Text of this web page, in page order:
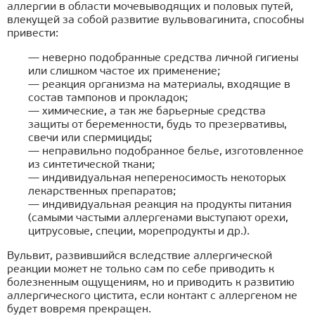
аллергии в области мочевыводящих и половых путей,
влекущей за собой развитие вульвовагинита, способны
привести:
— неверно подобранные средства личной гигиены
или слишком частое их применение;
— реакция организма на материалы, входящие в
состав тампонов и прокладок;
— химические, а так же барьерные средства
защиты от беременности, будь то презервативы,
свечи или спермициды;
— неправильно подобранное белье, изготовленное
из синтетической ткани;
— индивидуальная непереносимость некоторых
лекарственных препаратов;
— индивидуальная реакция на продукты питания
(самыми частыми аллергенами выступают орехи,
цитрусовые, специи, морепродукты и др.).
Вульвит, развившийся вследствие аллергической
реакции может не только сам по себе приводить к
болезненным ощущениям, но и приводить к развитию
аллергического цистита, если контакт с аллергеном не
будет вовремя прекращен.